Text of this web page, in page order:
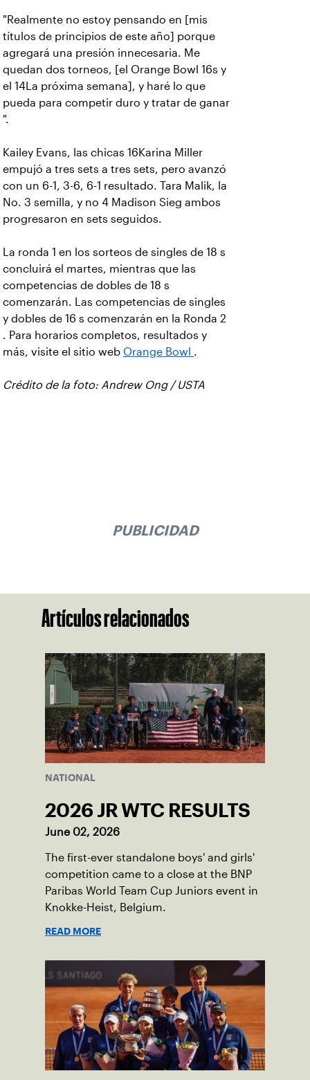
"Realmente no estoy pensando en [mis
títulos de principios de este año] porque
agregará una presión innecesaria. Me
quedan dos torneos, [el Orange Bowl 16s y
el 14La próxima semana], y haré lo que
pueda para competir duro y tratar de ganar
".
Kailey Evans, las chicas 16Karina Miller
empujó a tres sets a tres sets, pero avanzó
con un 6-1, 3-6, 6-1 resultado. Tara Malik, la
No. 3 semilla, y no 4 Madison Sieg ambos
progresaron en sets seguidos.
La ronda 1 en los sorteos de singles de 18 s
concluirá el martes, mientras que las
competencias de dobles de 18 s
comenzarán. Las competencias de singles
y dobles de 16 s comenzarán en la Ronda 2
. Para horarios completos, resultados y
más, visite el sitio web Orange Bowl .
Crédito de la foto: Andrew Ong / USTA
PUBLICIDAD
Artículos relacionados
NATIONAL
2026 JR WTC RESULTS
June 02, 2026
The first-ever standalone boys' and girls'
competition came to a close at the BNP
Paribas World Team Cup Juniors event in
Knokke-Heist, Belgium.
READ MORE